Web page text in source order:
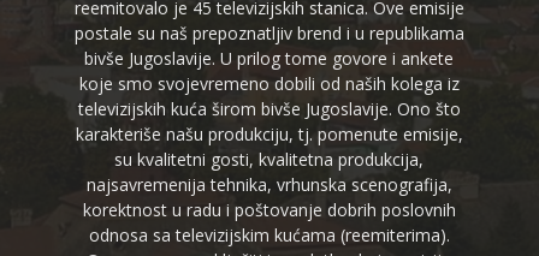
reemitovalo je 45 televizijskih stanica. Ove emisije
postale su naš prepoznatljiv brend i u republikama
bivše Jugoslavije. U prilog tome govore i ankete
koje smo svojevremeno dobili od naših kolega iz
televizijskih kuća širom bivše Jugoslavije. Ono što
karakteriše našu produkciju, tj. pomenute emisije,
su kvalitetni gosti, kvalitetna produkcija,
najsavremenija tehnika, vrhunska scenografija,
korektnost u radu i poštovanje dobrih poslovnih
odnosa sa televizijskim kućama (reemiterima).